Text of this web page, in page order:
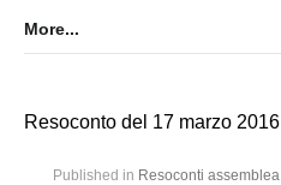
More...
Resoconto del 17 marzo 2016
Published in Resoconti assemblea